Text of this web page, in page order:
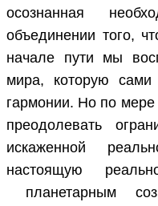
осознанная
объединении того,
начале пути мы
мира, которую
гармонии. Но по
преодолевать
искаженной
настоящую
планетарным